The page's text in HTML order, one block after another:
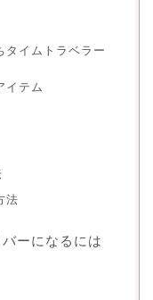
タイムトラベラー
イテム
法
ーになるには